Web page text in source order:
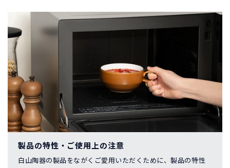
製品の特性・ご使用上の注意
白山陶器の製品をながくご愛用いただくために、製品の特性